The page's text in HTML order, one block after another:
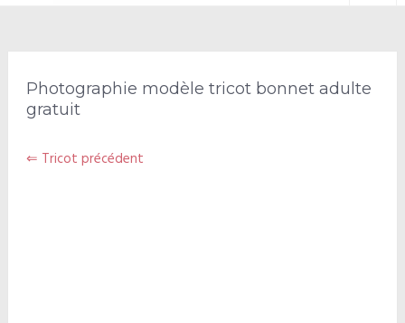
Photographie modèle tricot bonnet adulte
gratuit
⇐ Tricot précédent